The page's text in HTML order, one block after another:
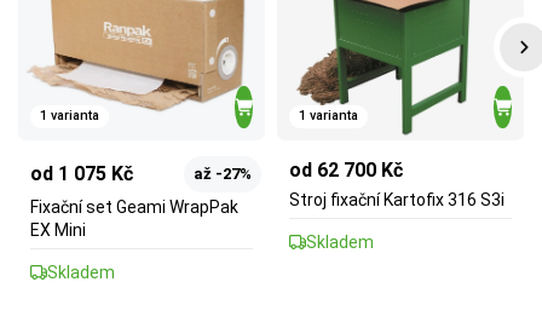
1 varianta
od 1 075 Kč až -27%
Fixační set Geami WrapPak
EX Mini
Skladem
1 varianta
od 62 700 Kč
Stroj fixační Kartofix 316 S3i
Skladem